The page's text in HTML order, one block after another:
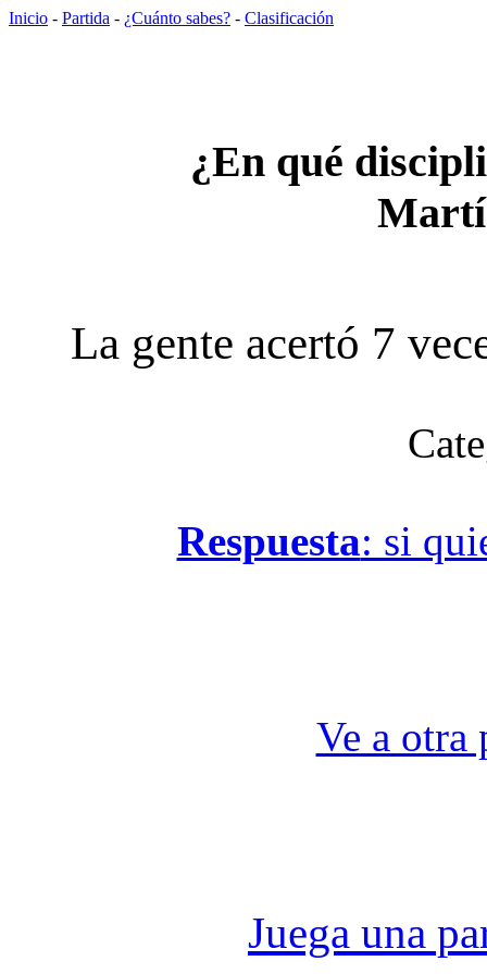
Inicio - Partida - ¿Cuánto sabes? - Clasificación
¿En qué
La gente acertó 7
Respuesta: si
Ve a otra
Juega una